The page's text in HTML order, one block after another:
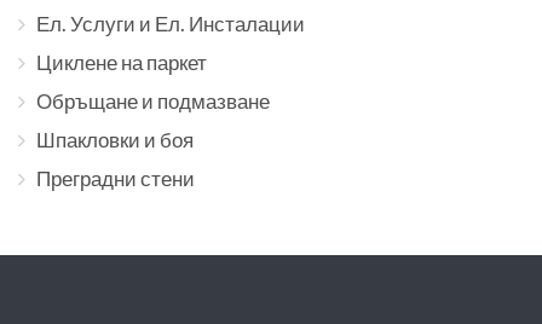
Ел. Услуги и Ел. Инсталации
Циклене на паркет
Обръщане и подмазване
Шпакловки и боя
Преградни стени